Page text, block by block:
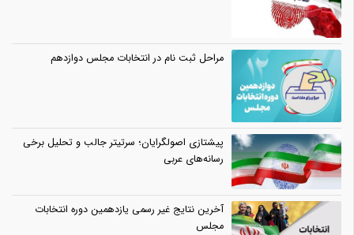
مراحل ثبت نام در انتخابات مجلس دوازدهم
پیشتازی اصولگرایان؛ سرتیتر جالب و تحلیل برخی
رسانه‌های عربی
آخرین نتایج غیر رسمی یازدهمین دوره انتخابات
مجلس